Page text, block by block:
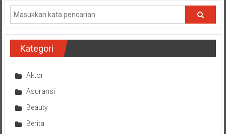
Kategori
Aktor
Asuransi
Beauty
Berita